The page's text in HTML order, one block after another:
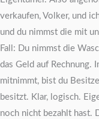
verkaufen, Volker, und
und du nimmst die mit
Fall: Du nimmst die
das Geld auf Rechnung.
mitnimmt, bist du
besitzt. Klar, logisch.
noch nicht bezahlt hast.